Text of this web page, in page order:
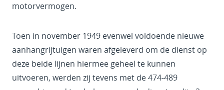
motorvermogen.
Toen in november 1949 evenwel voldoende nieuwe
aanhangrijtuigen waren afgeleverd om de dienst op
deze beide lijnen hiermee geheel te kunnen
uitvoeren, werden zij tevens met de 474-489